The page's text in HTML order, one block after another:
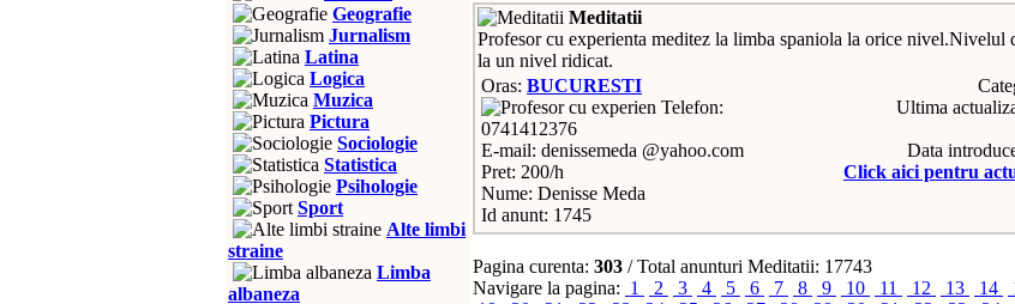
Geografie
Jurnalism
Latina
Logica
Muzica
Pictura
Sociologie
Statistica
Psihologie
Sport
Alte limbi
straine
Limba
albaneza
Meditatii
Profesor cu experienta meditez la limba spaniola la orice nivel.Nivelul
la un nivel ridicat.
Oras: BUCURESTI
Telefon:
0741412376
E-mail: denissemeda @yahoo.com
Pret: 200/h
Nume: Denisse Meda
Id anunt: 1745
Ultima
Data
Click aici pentru
Pagina curenta: 303 / Total anunturi Meditatii: 17743
Navigare la pagina: 1 2 3 4 5 6 7 8 9 10 11 12 13 14